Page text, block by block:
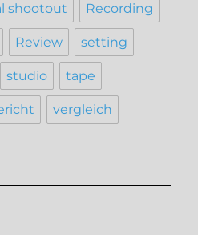
shootout Recording
Review setting
studio tape
vergleich